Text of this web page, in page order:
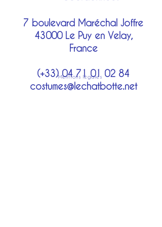
Mentions légales
7 boulevard Maréchal Joffre
43000 Le Puy en Velay,
France
(+33)04 71 01 02 84
costumes@lechatbotte.net